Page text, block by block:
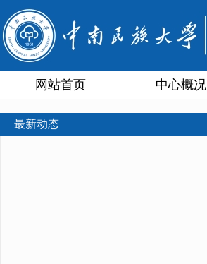
网站首页 中心概况
最新动态